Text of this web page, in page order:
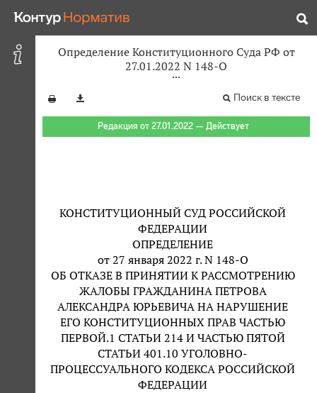
Определение Конституционного Суда РФ от
27.01.2022 N 148-О
Поиск в тексте
Редакция от 27.01.2022 — Действует
КОНСТИТУЦИОННЫЙ СУД РОССИЙСКОЙ
ФЕДЕРАЦИИ
ОПРЕДЕЛЕНИЕ
от 27 января 2022 г. N 148-О
ОБ ОТКАЗЕ В ПРИНЯТИИ К РАССМОТРЕНИЮ
ЖАЛОБЫ ГРАЖДАНИНА ПЕТРОВА
АЛЕКСАНДРА ЮРЬЕВИЧА НА НАРУШЕНИЕ
ЕГО КОНСТИТУЦИОННЫХ ПРАВ ЧАСТЬЮ
ПЕРВОЙ.1 СТАТЬИ 214 И ЧАСТЬЮ ПЯТОЙ
СТАТЬИ 401.10 УГОЛОВНО-
ПРОЦЕССУАЛЬНОГО КОДЕКСА РОССИЙСКОЙ
ФЕДЕРАЦИИ